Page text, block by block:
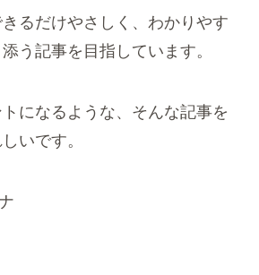
るだけやさしく、わかりやす
う記事を目指しています。
になるような、そんな記事を
いです。